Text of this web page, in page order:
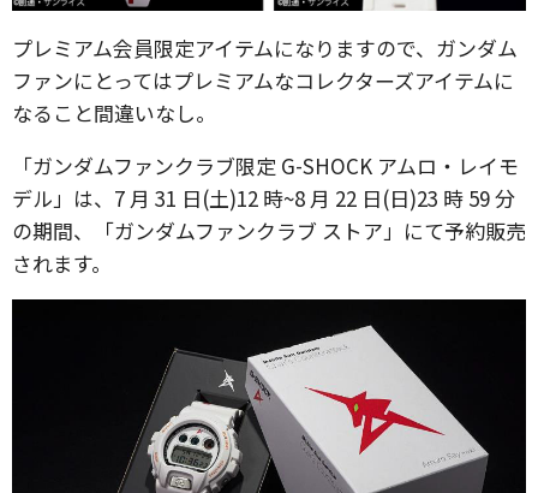
プレミアム会員限定アイテムになりますので、ガンダム
ファンにとってはプレミアムなコレクターズアイテムに
なること間違いなし。
「ガンダムファンクラブ限定 G-SHOCK アムロ・レイモ
デル」は、7 月 31 日(土)12 時~8 月 22 日(日)23 時 59 分
の期間、「ガンダムファンクラブ ストア」にて予約販売
されます。